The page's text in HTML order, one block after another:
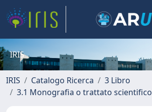
IRIS
IRIS Catalogo Ricerca
3 Libro
3.1 Monografia o trattato scientifico